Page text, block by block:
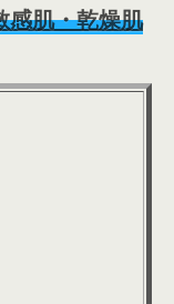
感肌・乾燥肌